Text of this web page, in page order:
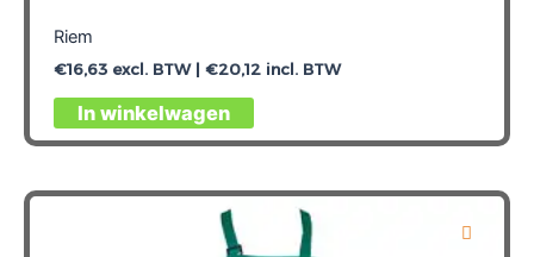
Riem
€16,63excl. BTW | €20,12incl. BTW
In winkelwagen
Dit
product
meerdere
variaties.